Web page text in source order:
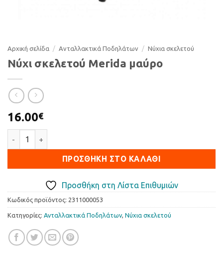
Αρχική σελίδα / Ανταλλακτικά Ποδηλάτων / Νύχια σκελετού
Νύχι σκελετού Merida μαύρο
16.00€
ΠΡΟΣΘΉΚΗ ΣΤΟ ΚΑΛΆΘΙ
Προσθήκη στη Λίστα Επιθυμιών
Κωδικός προϊόντος: 2311000053
Κατηγορίες: Ανταλλακτικά Ποδηλάτων, Νύχια σκελετού